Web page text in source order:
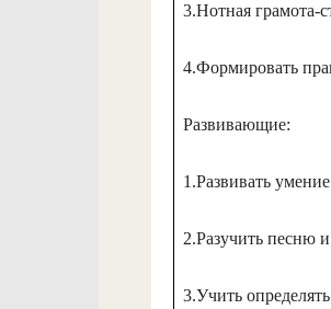
3.Нотная грамота-
4.Формировать
Развивающие:
1.Развивать
2.Разучить песню
3.Учить